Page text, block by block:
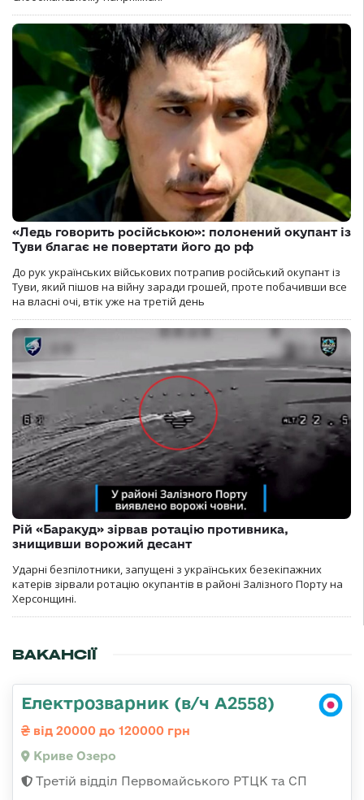
«Ледь говорить російською»: полонений окупант із
Туви благає не повертати його до рф
До рук українських військових потрапив російський окупант із
Туви, який пішов на війну заради грошей, проте побачивши все
на власні очі, втік уже на третій день
Рій «Баракуд» зірвав ротацію противника,
знищивши ворожий десант
Ударні безпілотники, запущені з українських безекіпажних
катерів зірвали ротацію окупантів в районі Залізного Порту на
Херсонщині.
ВАКАНСІЇ
Електрозварник (в/ч А2558)
від 20000 до 120000 грн
Криве Озеро
Третій відділ Первомайського РТЦК та СП